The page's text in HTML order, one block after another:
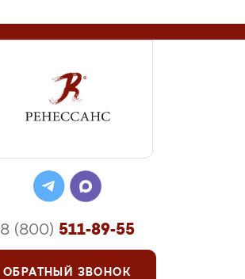
8 (800) 511-89-55
ОБРАТНЫЙ ЗВОНОК